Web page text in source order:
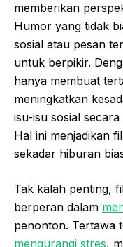
memberikan
Humor yang tidak
sosial atau pesan
untuk berpikir.
hanya membuat
meningkatkan
isu-isu sosial
Hal ini menjadikan
sekadar hiburan
Tak kalah penting,
berperan dalam
penonton. Tertawa
mengurangi stres,